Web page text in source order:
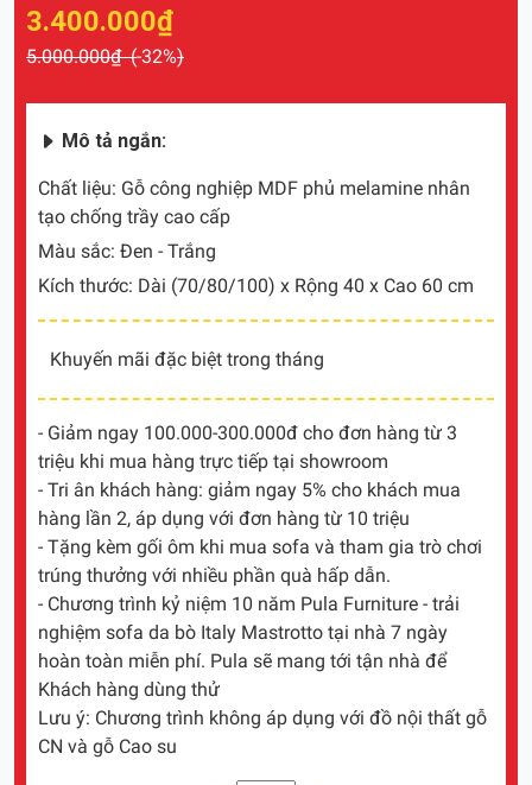
3.400.000₫
5.000.000₫ (-32%)
Mô tả ngắn:
Chất liệu: Gỗ công nghiệp MDF phủ melamine nhân
tạo chống trầy cao cấp
Màu sắc: Đen - Trắng
Kích thước: Dài (70/80/100) x Rộng 40 x Cao 60 cm
Khuyến mãi đặc biệt trong tháng
- Giảm ngay 100.000-300.000đ cho đơn hàng từ 3
triệu khi mua hàng trực tiếp tại showroom
- Tri ân khách hàng: giảm ngay 5% cho khách mua
hàng lần 2, áp dụng với đơn hàng từ 10 triệu
- Tặng kèm gối ôm khi mua sofa và tham gia trò chơi
trúng thưởng với nhiều phần quà hấp dẫn.
- Chương trình kỷ niệm 10 năm Pula Furniture - trải
nghiệm sofa da bò Italy Mastrotto tại nhà 7 ngày
hoàn toàn miễn phí. Pula sẽ mang tới tận nhà để
Khách hàng dùng thử
Lưu ý: Chương trình không áp dụng với đồ nội thất gỗ
CN và gỗ Cao su